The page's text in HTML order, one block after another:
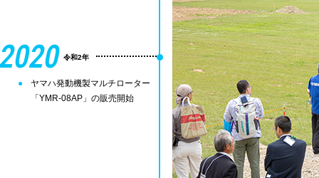
令和2年
ヤマハ発動機製マルチローター
「YMR-08AP」の販売開始